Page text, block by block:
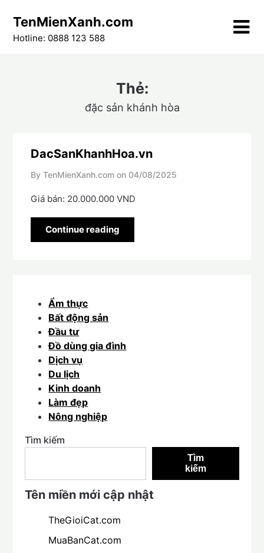
content
TenMienXanh.com
Hotline: 0888 123 588
Thẻ:
đặc sản khánh hòa
DacSanKhanhHoa.vn
By TenMienXanh.com on 04/08/2025
Giá bán: 20.000.000 VND
Continue reading
Ẩm thực
Bất động sản
Đầu tư
Đồ dùng gia đình
Dịch vụ
Du lịch
Kinh doanh
Làm đẹp
Nông nghiệp
Tìm kiếm
Tìm
kiếm
Tên miền mới cập nhật
TheGioiCat.com
MuaBanCat.com